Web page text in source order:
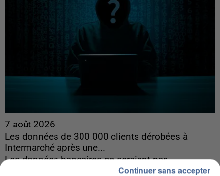
7 août 2026
Les données de 300 000 clients dérobées à
Intermarché après une...
Les données bancaires ne seraient pas
Continuer sans accepter